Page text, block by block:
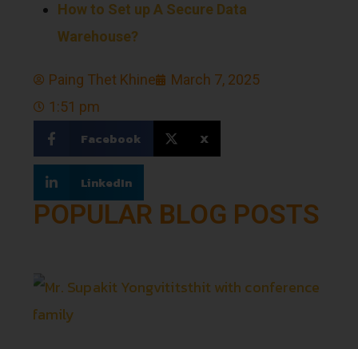
How to Set up A Secure Data
Warehouse?
Paing Thet Khine
March 7, 2025
1:51 pm
Facebook X
LinkedIn
POPULAR BLOG POSTS